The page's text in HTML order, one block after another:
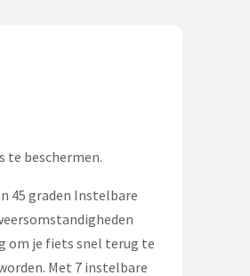
te beschermen.
45 graden Instelbare
om je fiets snel terug te
Met 7 instelbare